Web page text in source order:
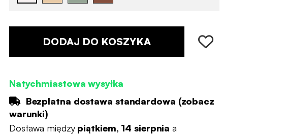
DODAJ DO KOSZYKA
Natychmiastowa wysyłka
Bezpłatna dostawa standardowa (zobacz
warunki)
Dostawa między piątkiem, 14 sierpnia a